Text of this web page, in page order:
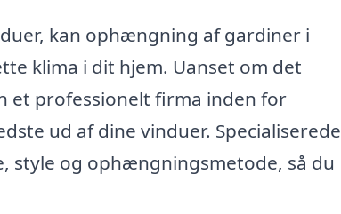
kan ophængning af gardiner i
klima i dit hjem. Uanset om det
et professionelt firma inden for
ud af dine vinduer. Specialiserede
style og ophængningsmetode, så du